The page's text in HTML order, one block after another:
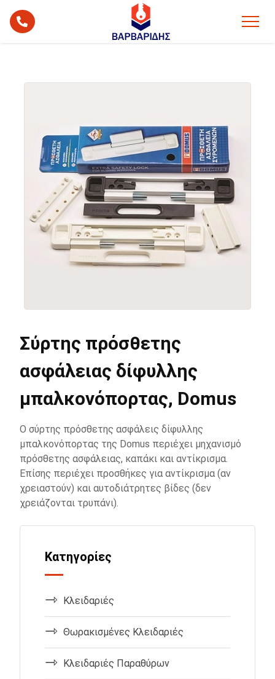
Κατηγορίες
Κλειδαριές
Θωρακισμένες Κλειδαριές
Κλειδαριές Παραθύρων
Σύρτης πρόσθετης
ασφάλειας δίφυλλης
μπαλκονόπορτας, Domus
Ο σύρτης πρόσθετης ασφάλεις δίφυλλης
μπαλκονόπορτας της Domus περιέχει μηχανισμό
πρόσθετης ασφάλειας, καπάκι και αντίκρισμα.
Επίσης περιέχει προσθήκες για αντίκρισμα (αν
χρειαστούν) και αυτοδιάτρητες βίδες (δεν
χρειάζονται τρυπάνι).